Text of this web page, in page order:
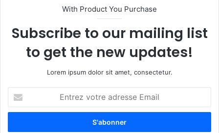
With Product You Purchase
Subscribe to our mailing list
to get the new updates!
Lorem ipsum dolor sit amet, consectetur.
votre
adresse